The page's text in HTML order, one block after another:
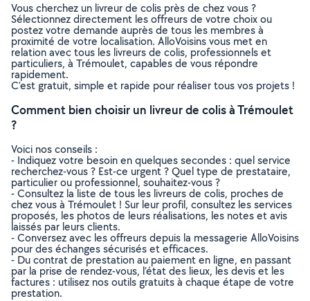
Vous cherchez un livreur de colis près de chez vous ?
Sélectionnez directement les offreurs de votre choix ou
postez votre demande auprès de tous les membres à
proximité de votre localisation. AlloVoisins vous met en
relation avec tous les livreurs de colis, professionnels et
particuliers, à Trémoulet, capables de vous répondre
rapidement.
C’est gratuit, simple et rapide pour réaliser tous vos projets !
Comment bien choisir un livreur de colis à Trémoulet
?
Voici nos conseils :
- Indiquez votre besoin en quelques secondes : quel service
recherchez-vous ? Est-ce urgent ? Quel type de prestataire,
particulier ou professionnel, souhaitez-vous ?
- Consultez la liste de tous les livreurs de colis, proches de
chez vous à Trémoulet ! Sur leur profil, consultez les services
proposés, les photos de leurs réalisations, les notes et avis
laissés par leurs clients.
- Conversez avec les offreurs depuis la messagerie AlloVoisins
pour des échanges sécurisés et efficaces.
- Du contrat de prestation au paiement en ligne, en passant
par la prise de rendez-vous, l’état des lieux, les devis et les
factures : utilisez nos outils gratuits à chaque étape de votre
prestation.